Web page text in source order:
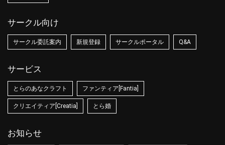
サークル向け
サークル委託案内 新規登録 サークルポータル Q&A
サービス
とらのあなクラフト ファンティア[Fantia]
クリエイティア[Creatia] とら婚
お知らせ